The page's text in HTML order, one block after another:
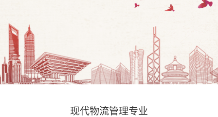
现代物流管理专业